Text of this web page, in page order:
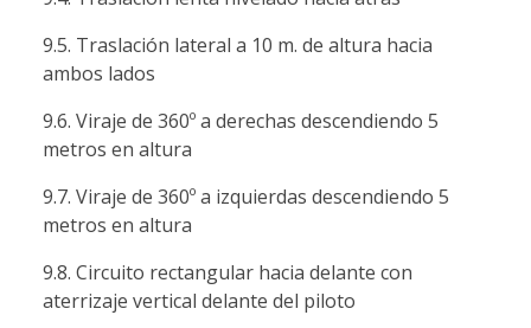
9.5. Traslación lateral a 10 m. de altura hacia
ambos lados
9.6. Viraje de 360º a derechas descendiendo 5
metros en altura
9.7. Viraje de 360º a izquierdas descendiendo 5
metros en altura
9.8. Circuito rectangular hacia delante con
aterrizaje vertical delante del piloto